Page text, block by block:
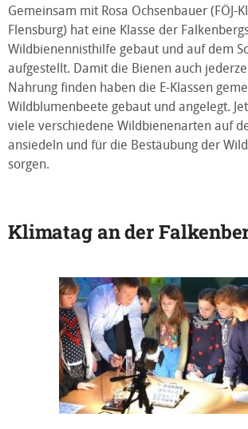
Gemeinsam mit Rosa Ochsenbauer (FÖJ-
Flensburg) hat eine Klasse der
Wildbienennisthilfe gebaut und auf dem
aufgestellt. Damit die Bienen auch
Nahrung finden haben die E-Klassen
Wildblumenbeete gebaut und angelegt.
viele verschiedene Wildbienenarten auf
ansiedeln und für die Bestäubung der
sorgen.
Klimatag an der